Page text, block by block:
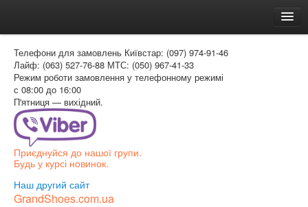
Доставка и оплата
Как заказать
Контакти
Таблиця розмірів
Вхід для покупця
Телефони для замовлень Київстар: (097) 974-91-46
Лайф: (063) 527-76-88 МТС: (050) 967-41-33
Режим роботи замовлення у телефонному режимі
с 08:00 до 16:00
П'ятниця — вихідний.
Приєднуйся до нашої групи.
Будь у курсі новинок.
Наш другий сайт
GrandShoes.com.ua